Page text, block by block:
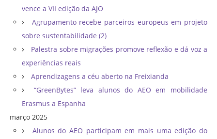
vence a VII edição da AJO
Agrupamento recebe parceiros europeus em projeto
sobre sustentabilidade (2)
Palestra sobre migrações promove reflexão e dá voz a
experiências reais
Aprendizagens a céu aberto na Freixianda
“GreenBytes” leva alunos do AEO em mobilidade
Erasmus a Espanha
março 2025
Alunos do AEO participam em mais uma edição do